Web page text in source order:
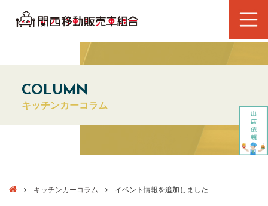
COLUMN
キッチンカーコラム
キッチンカーコラム イベント情報を追加しました